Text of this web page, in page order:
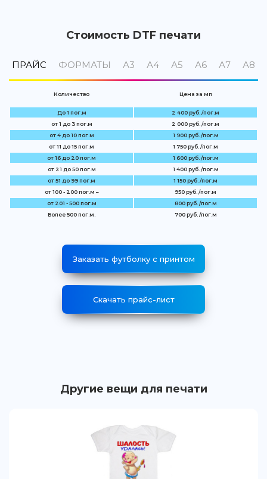
Стоимость DTF печати
ПРАЙС ФОРМАТЫ А3 А4 А5 А6 А7 А8
Количество Цена за мп
До 1 пог.м
2 400 руб. /пог.м
от 1 до 3 пог.м
2 000 руб. /пог.м
от 4 до 10 пог.м
1 900 руб. /пог.м
от 11 до 15 пог.м
1 750 руб. /пог.м
от 16 до 20 пог.м
1 600 руб. /пог.м
от 21 до 50 пог.м
1 400 руб. /пог.м
от 51 до 99 пог.м
1 150 руб. /пог.м
от 100 - 200 пог.м –
950 руб. /пог.м
от 201 - 500 пог.м
800 руб. /пог.м
Более 500 пог.м.
700 руб. /пог.м
Заказать футболку с принтом
Скачать прайс-лист
Другие вещи для печати